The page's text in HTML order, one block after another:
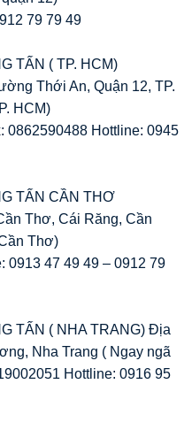
79 79 49
TẤN ( TP. HCM)
Thới An, Quận 12, TP.
HCM)
0862590488 Hottline: 0945
TẤN CẦN THƠ
Thơ, Cái Răng, Cần
Thơ)
0913 47 49 49 – 0912 79
TẤN ( NHA TRANG) Địa
Nha Trang ( Ngay ngã
Hottline: 0916 95